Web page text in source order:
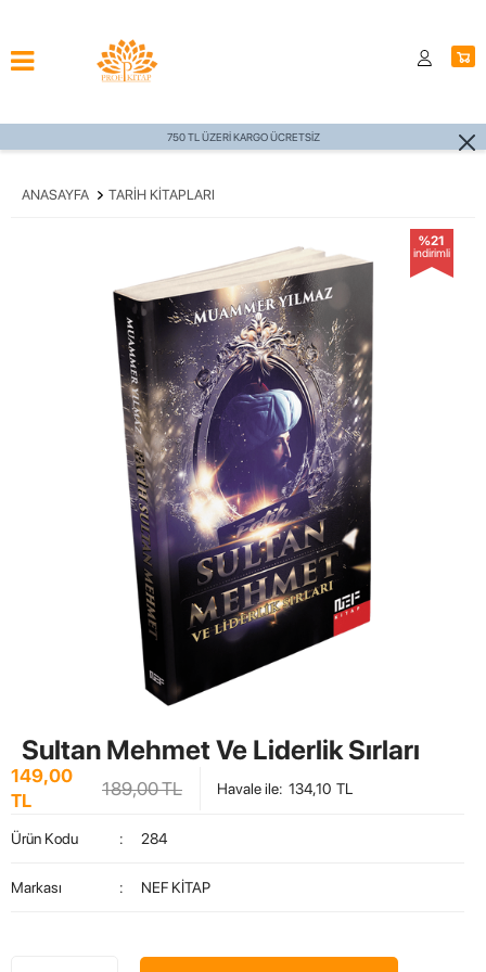
750 TL ÜZERİ KARGO ÜCRETSİZ
ANASAYFA TARIH KITAPLARI
%21
indirimli
Sultan Mehmet Ve Liderlik Sırları
149,00
TL
189,00TL Havale ile: 134,10 TL
Ürün Kodu : 284
Markası : NEF KİTAP